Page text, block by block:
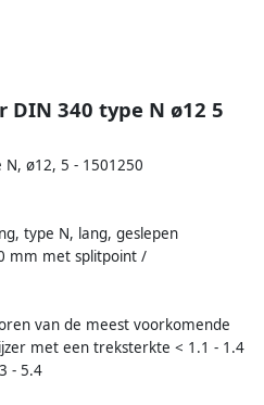
DIN 340 type N ø12 5
N, ø12, 5 - 1501250
type N, lang, geslepen
mm met splitpoint /
van de meest voorkomende
met een treksterkte < 1.1 - 1.4
- 5.4